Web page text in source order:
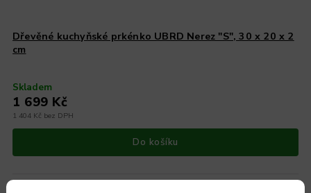
Dřevěné kuchyňské prkénko UBRD Nerez "S", 30 x 20 x 2
cm
Skladem
1 404 Kč bez DPH
1 699 Kč
Do košíku